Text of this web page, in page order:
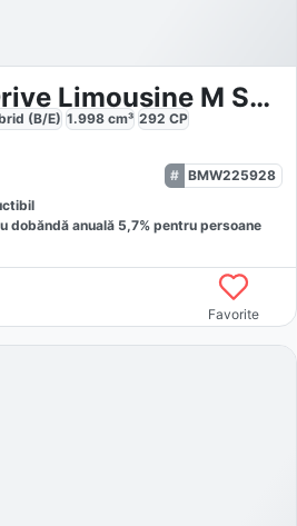
BMW 330e xDrive Limousine M Sport
(B/E) 1.998 cm³ 292 CP
BMW225928
dobăndă anuală 5,7% pentru persoane
Favorite